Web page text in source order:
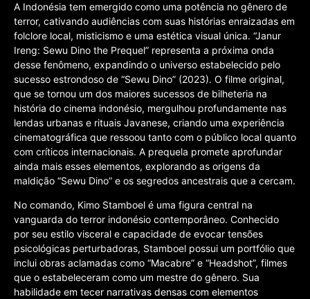
A Indonésia tem emergido como uma potência no gênero de
terror, cativando audiências com suas histórias enraizadas em
folclore local, misticismo e uma estética visual única. “Janur
Ireng: Sewu Dino the Prequel” representa a próxima onda
desse fenômeno, expandindo o universo estabelecido pelo
sucesso estrondoso de “Sewu Dino” (2023). O filme original,
que se tornou um dos maiores sucessos de bilheteria na
história do cinema indonésio, mergulhou profundamente nas
lendas urbanas e rituais Javanese, criando uma experiência
cinematográfica que ressoou tanto com o público local quanto
com críticos internacionais. A prequela promete aprofundar
ainda mais esses elementos, explorando as origens da
maldição “Sewu Dino” e os segredos ancestrais que a cercam.
No comando, Kimo Stamboel é uma figura central na
vanguarda do terror indonésio contemporâneo. Conhecido
por seu estilo visceral e capacidade de evocar tensões
psicológicas perturbadoras, Stamboel possui um portfólio que
inclui obras aclamadas como “Macabre” e “Headshot”, filmes
que o estabeleceram como um mestre do gênero. Sua
habilidade em tecer narrativas densas com elementos